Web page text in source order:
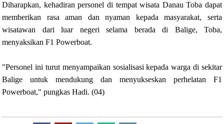
Diharapkan, kehadiran personel di tempat wisata Danau Toba dapat
memberikan rasa aman dan nyaman kepada masyarakat, serta
wisatawan dari luar negeri selama berada di Balige, Toba,
menyaksikan F1 Powerboat.
"Personel ini turut menyampaikan sosialisasi kepada warga di sekitar
Balige untuk mendukung dan menyukseskan perhelatan F1
Powerboat," pungkas Hadi. (04)